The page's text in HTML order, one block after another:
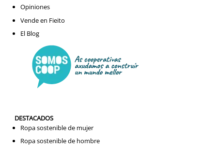
Opiniones
Vende en Fieito
El Blog
DESTACADOS
Ropa sostenible de mujer
Ropa sostenible de hombre